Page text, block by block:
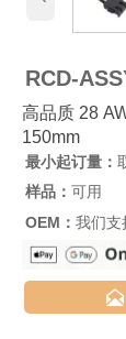
RCD-
高品质 28
150mm
最小起订量：
样品： 可用
OEM： 我们支
